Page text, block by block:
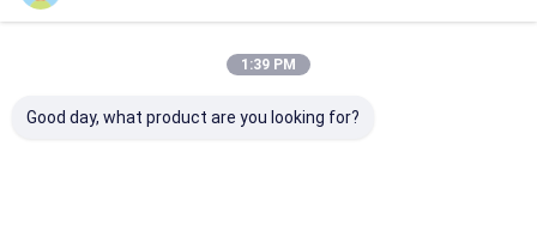
Polecane Produkty
1:39 PM
Good day, what product are you looking for?